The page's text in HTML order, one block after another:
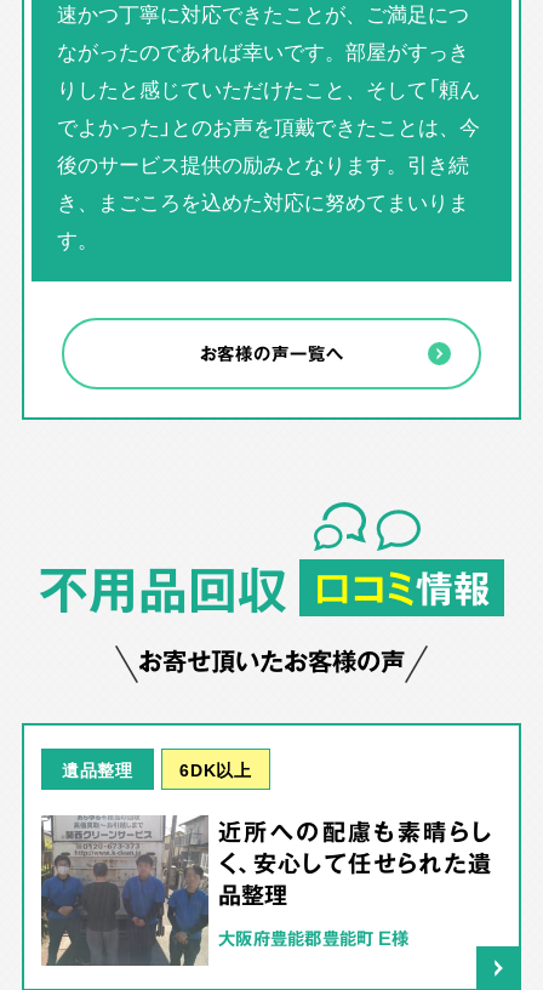
速かつ丁寧に対応できたことが、ご満足につ
ながったのであれば幸いです。部屋がすっき
りしたと感じていただけたこと、そして「頼ん
でよかった」とのお声を頂戴できたことは、今
後のサービス提供の励みとなります。引き続
き、まごころを込めた対応に努めてまいりま
す。
お客様の声一覧へ
不用品回収 口コミ情報
お寄せ頂いたお客様の声
遺品整理 6DK以上
近所への配慮も素晴らし
く、安心して任せられた遺
品整理
大阪府豊能郡豊能町 E様